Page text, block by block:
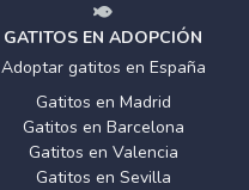
GATITOS EN ADOPCIÓN
Adoptar gatitos en España
Gatitos en Madrid
Gatitos en Barcelona
Gatitos en Valencia
Gatitos en Sevilla